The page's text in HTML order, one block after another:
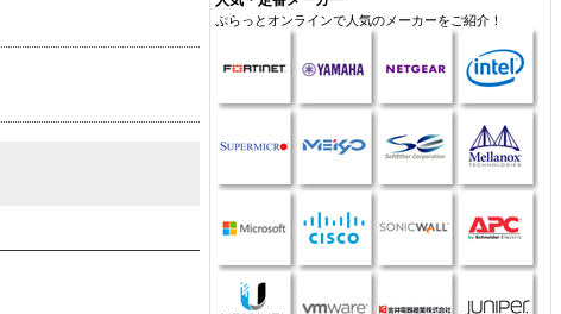
ぷらっとオンラインで人気のメーカーをご紹介！